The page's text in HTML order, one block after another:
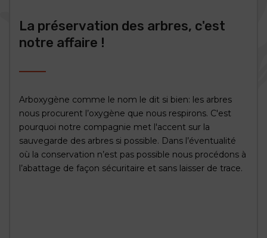
La préservation des arbres, c'est
notre affaire !
Arboxygène comme le nom le dit si bien: les arbres
nous procurent l’oxygène que nous respirons. C'est
pourquoi notre compagnie met l'accent sur la
sauvegarde des arbres si possible. Dans l’éventualité
où la conservation n’est pas possible nous procédons à
l’abattage de façon sécuritaire et sans laisser de trace.